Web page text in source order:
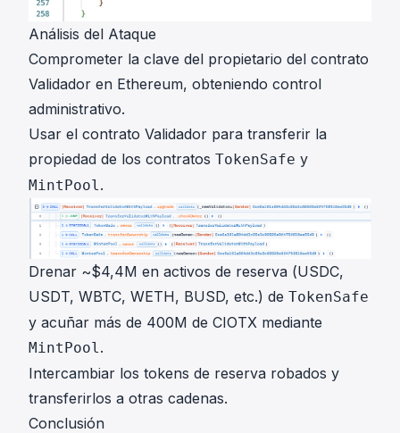
Análisis del Ataque
Comprometer la clave del propietario del contrato
Validador en Ethereum, obteniendo control
administrativo.
Usar el contrato Validador para transferir la
propiedad de los contratos TokenSafe y
MintPool.
Drenar ~$4,4M en activos de reserva (USDC,
USDT, WBTC, WETH, BUSD, etc.) de TokenSafe
y acuñar más de 400M de CIOTX mediante
MintPool .
Intercambiar los tokens de reserva robados y
transferirlos a otras cadenas.
Conclusión